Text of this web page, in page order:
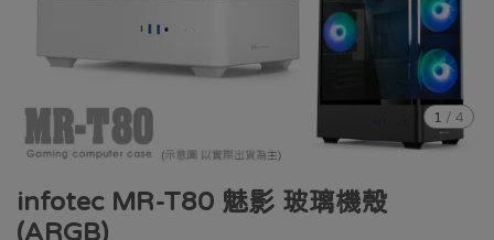
1 / 4
infotec MR-T80 魅影 玻璃機殼
(ARGB)